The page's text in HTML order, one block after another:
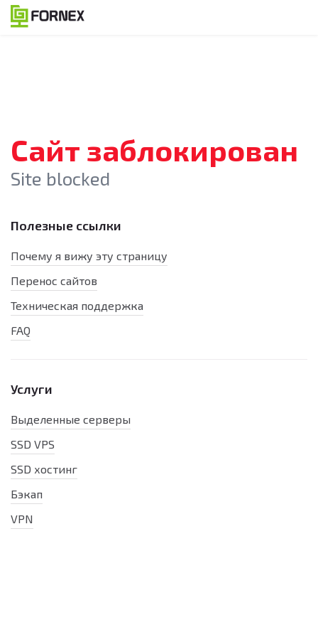
Сайт заблокирован
Site blocked
Полезные ссылки
Почему я вижу эту страницу
Перенос сайтов
Техническая поддержка
FAQ
Услуги
Выделенные серверы
SSD VPS
SSD хостинг
Бэкап
VPN